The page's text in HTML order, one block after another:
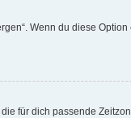
Wenn du diese
für dich passende